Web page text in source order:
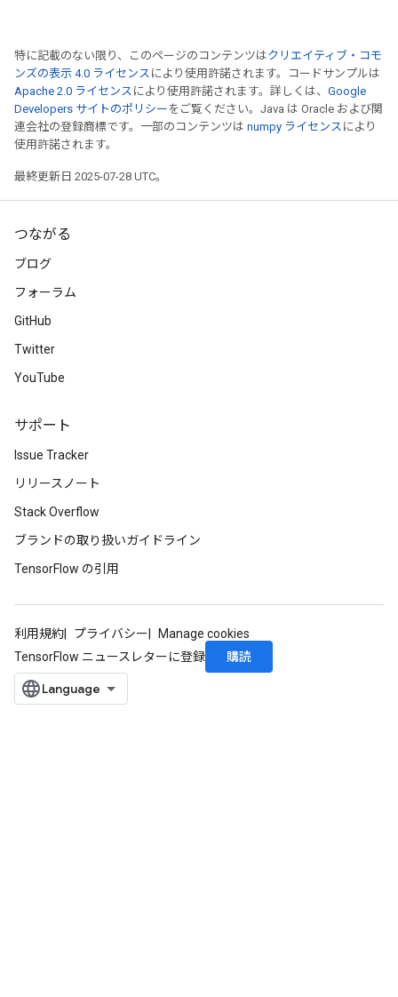
特に記載のない限り、このページのコンテンツはクリエイティブ・コモ
ンズの表示 4.0 ライセンス により使用許諾されます。コードサンプルは
Apache 2.0 ライセンス により使用許諾されます。詳しくは、 Google
Developers サイトのポリシー をご覧ください。Java は Oracle および関
連会社の登録商標です。一部のコンテンツは numpy ライセンス により
使用許諾されます。
最終更新日 2025-07-28 UTC。
つながる
ブログ
フォーラム
GitHub
Twitter
YouTube
サポート
Issue Tracker
リリースノート
Stack Overflow
ブランドの取り扱いガイドライン
TensorFlow の引用
利用規約 プライバシー
Manage cookies
TensorFlow ニュースレターに登録
購読